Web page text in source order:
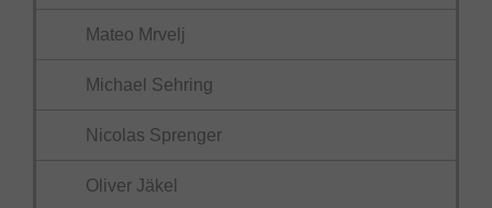
Mateo Mrvelj
Michael Sehring
Nicolas Sprenger
Oliver Jäkel